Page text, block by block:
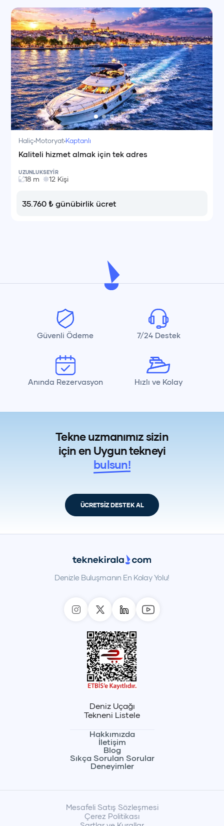
Haliç Motoryat Kaptanlı
Kaliteli hizmet almak için tek adres
UZUNLUK
18 m
SEYİR
12 Kişi
35.760 ₺ günübirlik ücret
Güvenli Ödeme 7/24 Destek
Anında Rezervasyon Hızlı ve Kolay
Tekne uzmanımız sizin
için en Uygun tekneyi
bulsun!
ÜCRETSİZ DESTEK AL
Denizle Buluşmanın En Kolay Yolu!
Deniz Uçağı
Tekneni Listele
Hakkımızda
İletişim
Blog
Sıkça Sorulan Sorular
Deneyimler
Mesafeli Satış Sözleşmesi
Çerez Politikası